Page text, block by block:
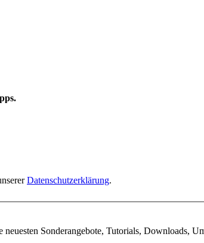
Datenschutzerklärung.
Sonderangebote, Tutorials, Downloads,